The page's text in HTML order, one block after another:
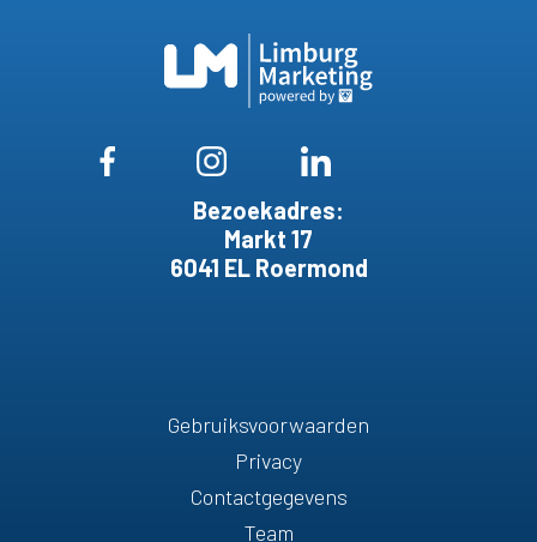
Bezoekadres:
Markt 17
6041 EL Roermond
Gebruiksvoorwaarden
Privacy
Contactgegevens
Team